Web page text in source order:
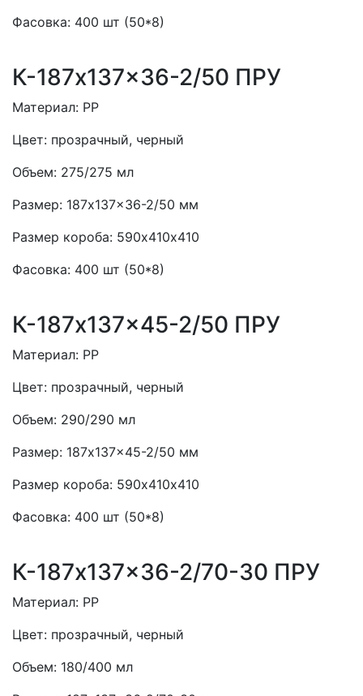
Фасовка: 400 шт (50*8)
К-187x137x36-2/50 ПРУ
Материал: PP
Цвет: прозрачный, черный
Объем: 275/275 мл
Размер: 187x137x36-2/50 мм
Размер короба: 590х410х410
Фасовка: 400 шт (50*8)
К-187x137x45-2/50 ПРУ
Материал: PP
Цвет: прозрачный, черный
Объем: 290/290 мл
Размер: 187x137x45-2/50 мм
Размер короба: 590х410х410
Фасовка: 400 шт (50*8)
К-187x137x36-2/70-30 ПРУ
Материал: PP
Цвет: прозрачный, черный
Объем: 180/400 мл